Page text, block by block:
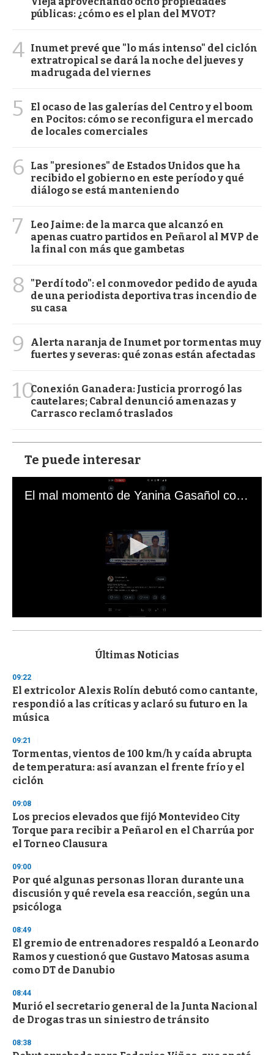
públicas: ¿cómo es el plan del MVOT?
4 Inumet prevé que "lo más intenso" del ciclón
extratropical se dará la noche del jueves y
madrugada del viernes
5
El ocaso de las galerías del Centro y el boom
en Pocitos: cómo se reconfigura el mercado
de locales comerciales
6
Las "presiones" de Estados Unidos que ha
recibido el gobierno en este período y qué
diálogo se está manteniendo
7
Leo Jaime: de la marca que alcanzó en
apenas cuatro partidos en Peñarol al MVP de
la final con más que gambetas
8
"Perdí todo": el conmovedor pedido de ayuda
de una periodista deportiva tras incendio de
su casa
9
Alerta naranja de Inumet por tormentas muy
fuertes y severas: qué zonas están afectadas
10Conexión Ganadera: Justicia prorrogó las
cautelares; Cabral denunció amenazas y
Carrasco reclamó traslados
Te puede interesar
El mal momento de Yanina Gasañol con un hincha argentino en "Subrayado"
s
d
s
o
f
3
s
e
c
o
n
Últimas Noticias
09:22
El extricolor Alexis Rolín debutó como cantante,
respondió a las críticas y aclaró su futuro en la
música
09:21
Tormentas, vientos de 100 km/h y caída abrupta
de temperatura: así avanzan el frente frío y el
ciclón
09:08
Los precios elevados que fijó Montevideo City
Torque para recibir a Peñarol en el Charrúa por
el Torneo Clausura
09:00
Por qué algunas personas lloran durante una
discusión y qué revela esa reacción, según una
psicóloga
08:49
El gremio de entrenadores respaldó a Leonardo
Ramos y cuestionó que Gustavo Matosas asuma
como DT de Danubio
08:44
Murió el secretario general de la Junta Nacional
de Drogas tras un siniestro de tránsito
08:38